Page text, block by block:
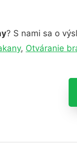
? S nami sa o
, Otváranie